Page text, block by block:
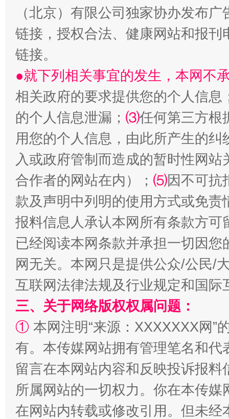
全民健身五年计划来了！等你上场
（北京）有限公司独家协办发布
链接，授权合法、健康网站和报
链接。
●就下列相关事宜的发生，本网不
相关政府的要求提供您的个人信息
的个人信息泄漏； ⑶任何第三方根
用您的个人信息，由此所产生的纠
入或政府管制而造成的暂时性网
合作者的网站在内）； ⑸因不可抗
款及声明中列明的使用方式或免责
报料信息人承认本网所有条款方
已经阅读本网条款并承担一切因
网无关。本网只是提供公众/公民/
互联网法律法规及行业规定和国
三、关于网络版权权属问题：
① 本网注明“来源：XXXXXXX网”
有。本传媒网站拥有管理笔名和
留言在本网站内容和反映投诉报
所属网站的一切权力。你在本传
在网站内转载或修改引用。但未